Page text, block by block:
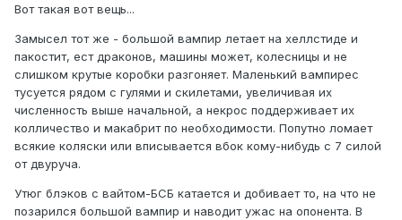
Вот такая вот вещь...
Замысел тот же - большой вампир летает на хеллстиде и
пакостит, ест драконов, машины может, колесницы и не
слишком крутые коробки разгоняет. Маленький вампирес
тусуется рядом с гулями и скилетами, увеличивая их
численность выше начальной, а некрос поддерживает их
колличество и макабрит по необходимости. Попутно ломает
всякие коляски или вписывается вбок кому-нибудь с 7 силой
от двуруча.
Утюг блэков с вайтом-БСБ катается и добивает то, на что не
позарился большой вампир и наводит ужас на опонента. В